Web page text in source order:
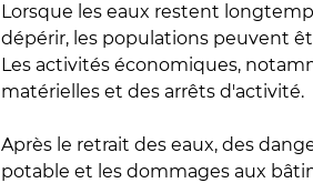
Lorsque les eaux restent
dépérir, les populations peuvent
Les activités économiques,
matérielles et des arrêts d'activité.
Après le retrait des eaux, des
potable et les dommages aux